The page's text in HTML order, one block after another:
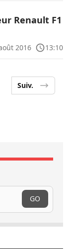
Renault F1
2016
13:10
Suiv.
GO